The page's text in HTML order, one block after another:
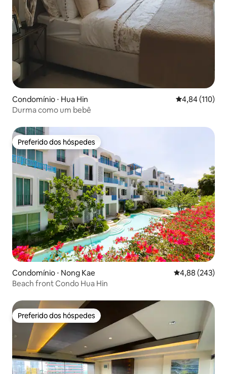
Condomínio ⋅ Hua Hin 4,84 de uma
4,84 (110)
Durma como um bebê
Preferido dos hóspedes
Preferido dos hóspedes
Condomínio ⋅ Nong Kae 4,88 de uma
4,88 (243)
Beach front Condo Hua Hin
Preferido dos hóspedes
Preferido dos hóspedes